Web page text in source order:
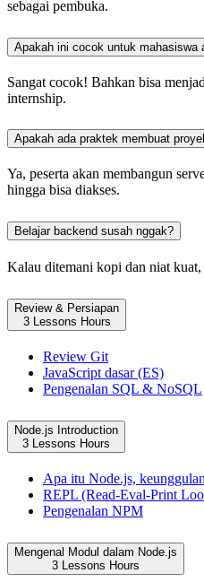
sebagai pembuka.
Apakah ini cocok untuk mahasiswa
Sangat cocok! Bahkan bisa
internship.
Apakah ada praktek membuat
Ya, peserta akan membangun
hingga bisa diakses.
Belajar backend susah nggak?
Kalau ditemani kopi dan niat
Review & Persiapan
3 Lessons Hours
Review Git
JavaScript dasar (ES)
Pengenalan SQL & NoSQL
Node.js Introduction
3 Lessons Hours
Apa itu Node.js,
REPL (Read-Eval-Print
Pengenalan NPM
Mengenal Modul dalam Node.js
3 Lessons Hours